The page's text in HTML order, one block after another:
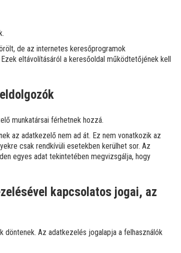
de az internetes keresőprogramok
eltávolításáról a keresőoldal működtetőjének kell
munkatársai férhetnek hozzá.
az adatkezelő nem ad át. Ez nem vonatkozik az
csak rendkívüli esetekben kerülhet sor. Az
egyes adat tekintetében megvizsgálja, hogy
kapcsolatos jogai, az
döntenek. Az adatkezelés jogalapja a felhasználók